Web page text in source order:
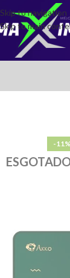
Skip to navigation
Skip to main
-11%